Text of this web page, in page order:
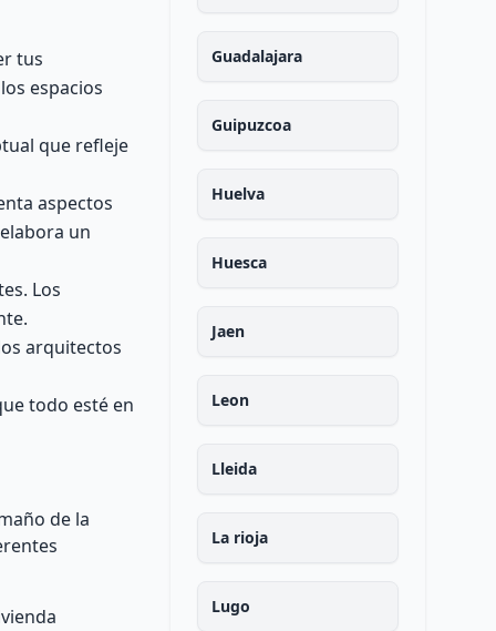
tus
espacios
que refleje
aspectos
un
Los
arquitectos
todo esté en
de la
Guadalajara
Guipuzcoa
Huelva
Huesca
Jaen
Leon
Lleida
La rioja
Lugo